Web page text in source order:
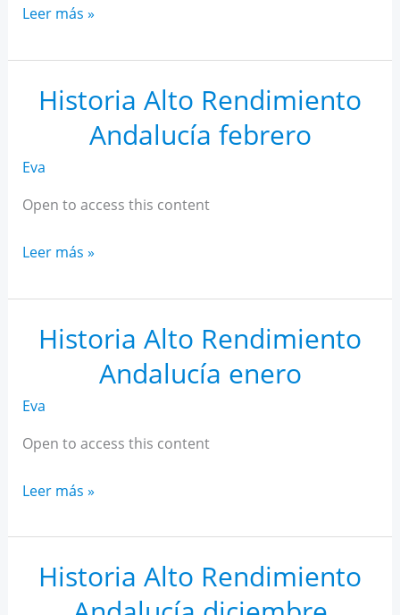
Historia
Rendimiento
Andalucía
marzo
Leer más »
Historia Alto Rendimiento
Andalucía febrero
Eva
Open to access this content
Historia
Rendimiento
Andalucía
febrero
Leer más »
Historia Alto Rendimiento
Andalucía enero
Eva
Open to access this content
Historia
Rendimiento
Andalucía
enero
Leer más »
Historia Alto Rendimiento